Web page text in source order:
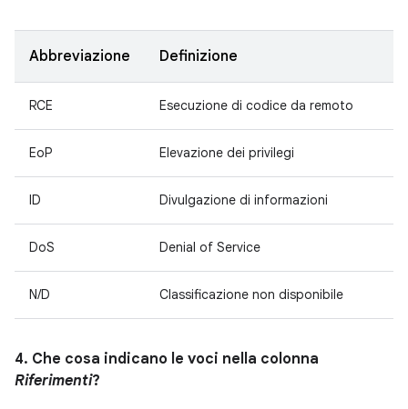
Abbreviazione Definizione
RCE Esecuzione di codice da remoto
EoP Elevazione dei privilegi
ID Divulgazione di informazioni
DoS Denial of Service
N/D Classificazione non disponibile
4. Che cosa indicano le voci nella colonna
Riferimenti?